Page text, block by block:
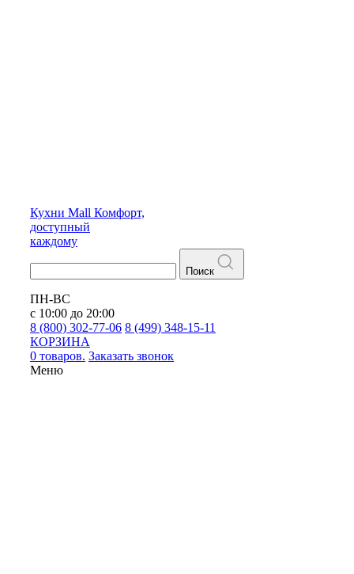
Кухни Mall Комфорт,
доступный
каждому
Поиск
ПН-ВС
с 10:00 до 20:00
8 (800) 302-77-06 8 (499) 348-15-11
КОРЗИНА
0 товаров. Заказать звонок
Меню